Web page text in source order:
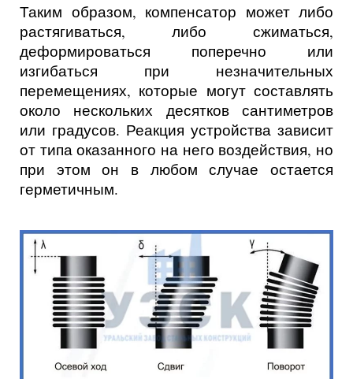
Таким образом, компенсатор может либо
растягиваться, либо сжиматься,
деформироваться поперечно или
изгибаться при незначительных
перемещениях, которые могут составлять
около нескольких десятков сантиметров
или градусов. Реакция устройства зависит
от типа оказанного на него воздействия, но
при этом он в любом случае остается
герметичным.